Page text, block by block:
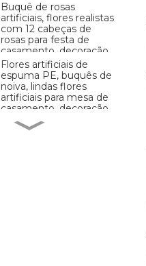
Buquê de rosas
artificiais, flores realistas
com 12 cabeças de
rosas para festa de
casamento, decoração
de escritório em casa
Flores artificiais de
espuma PE, buquês de
noiva, lindas flores
artificiais para mesa de
casamento, decoração
de festa em casa
Flor de hortênsia
artificial para casa, festa